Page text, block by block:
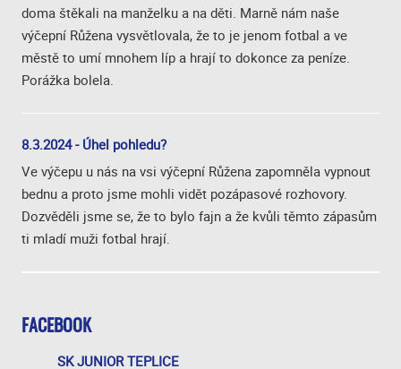
FACEBOOK
SK JUNIOR TEPLICE
doma štěkali na manželku a na děti. Marně nám naše
výčepní Růžena vysvětlovala, že to je jenom fotbal a ve
městě to umí mnohem líp a hrají to dokonce za peníze.
Porážka bolela.
8.3.2024 - Úhel pohledu?
Ve výčepu u nás na vsi výčepní Růžena zapomněla vypnout
bednu a proto jsme mohli vidět pozápasové rozhovory.
Dozvěděli jsme se, že to bylo fajn a že kvůli těmto zápasům
ti mladí muži fotbal hrají.